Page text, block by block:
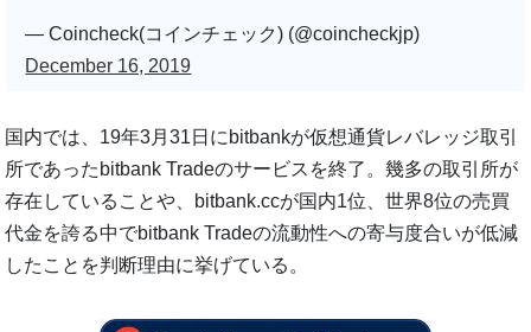
— Coincheck(コインチェック) (@coincheckjp)
December 16, 2019
国内では、19年3月31日にbitbankが仮想通貨レバレッジ取引
所であったbitbank Tradeのサービスを終了。幾多の取引所が
存在していることや、bitbank.ccが国内1位、世界8位の売買
代金を誇る中でbitbank Tradeの流動性への寄与度合いが低減
したことを判断理由に挙げている。